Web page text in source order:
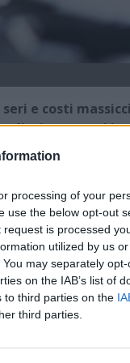
processing of your
use the below opt-out
is processed
utilized by us
may separately
on the IAB’s list of
to third parties on the
third parties.
e costi massicci
tutti i
rumori che
e non
e una
malfunzionamenti
più o
di una
Questo tipo
il tagliando,